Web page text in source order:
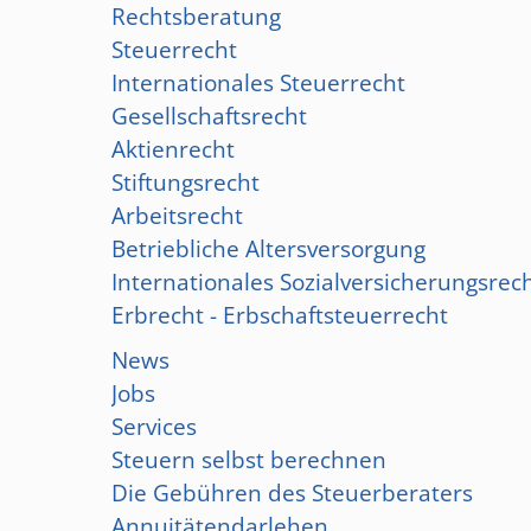
Rechtsberatung
Steuerrecht
Internationales Steuerrecht
Gesellschaftsrecht
Aktienrecht
Stiftungsrecht
Arbeitsrecht
Betriebliche Altersversorgung
Internationales
Erbrecht - Erbschaftsteuerrecht
News
Jobs
Services
Steuern selbst berechnen
Die Gebühren des Steuerberaters